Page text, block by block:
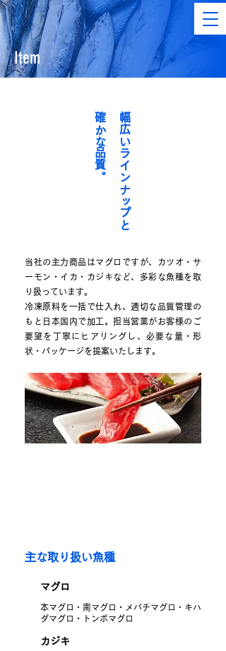
Item
幅広いラインナップと
​確かな品質。
当社の主力商品はマグロですが、カツオ・サ
ーモン・イカ・カジキなど、多彩な魚種を取
り扱っています。
冷凍原料を一括で仕入れ、適切な品質管理の
もと日本国内で加工。担当営業がお客様のご
要望を丁寧にヒアリングし、必要な量・形
状・パッケージを提案いたします。
主な取り扱い魚種
マグロ
本マグロ・南マグロ・メバチマグロ ​・キハ
ダマグロ・トンボマグロ
カジキ